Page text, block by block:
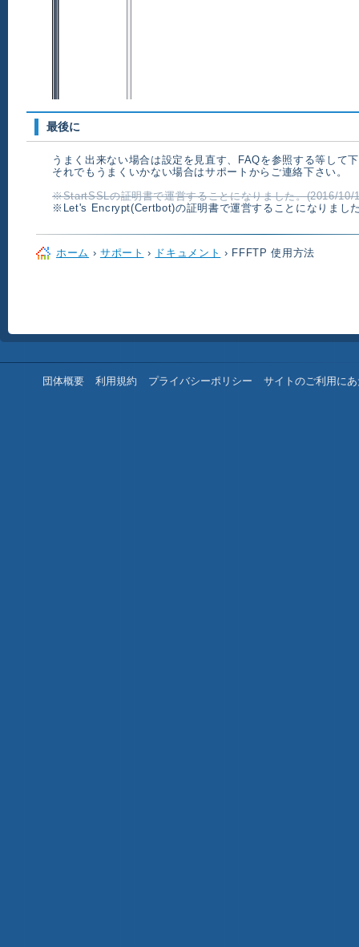
最後に
うまく出来ない場合は設定を見直す、FAQを参照する等して
それでもうまくいかない場合はサポートからご連絡下さい。
※StartSSLの証明書で運営することになりました。(2016/10/
※Let's Encrypt(Certbot)の証明書で運営することになりまし
ホーム › サポート › ドキュメント › FFFTP 使用方法
団体概要 利用規約 プライバシーポリシー サイトのご利用に